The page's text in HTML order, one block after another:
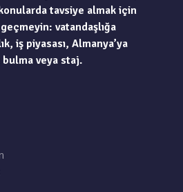
tavsiye almak için
vatandaşlığa
iş piyasası, Almanya’ya
veya staj.